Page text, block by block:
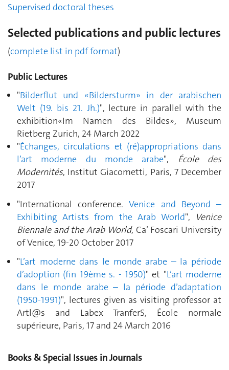
Supervised doctoral theses
Selected publications and public lectures
(complete list in pdf format)
Public Lectures
"Bilderflut und «Bildersturm» in der arabischen
Welt (19. bis 21. Jh.)", lecture in parallel with the
exhibition«Im Namen des Bildes», Museum
Rietberg Zurich, 24 March 2022
"Échanges, circulations et (ré)appropriations dans
l’art moderne du monde arabe", École des
Modernités, Institut Giacometti, Paris, 7 December
2017
"International conference.Venice and Beyond –
Exhibiting Artists from the Arab World", Venice
Biennale and the Arab World, Ca’ Foscari University
of Venice, 19-20 October 2017
"L’art moderne dans le monde arabe – la période
d’adoption (fin 19ème s. - 1950)" et "L’art moderne
dans le monde arabe – la période d’adaptation
(1950-1991)", lectures given as visiting professor at
Artl@s and Labex TranferS, École normale
supérieure, Paris, 17 and 24 March 2016
Books & Special Issues in Journals